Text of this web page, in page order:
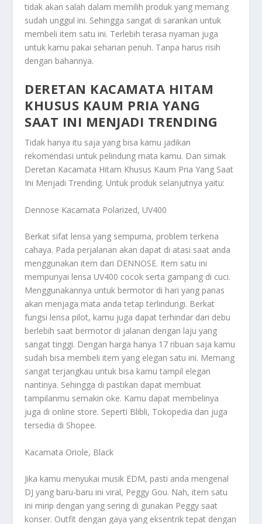
tidak akan salah dalam memilih produk yang memang
sudah unggul ini. Sehingga sangat di sarankan untuk
membeli item satu ini. Terlebih terasa nyaman juga
untuk kamu pakai seharian penuh. Tanpa harus risih
dengan bahannya.
DERETAN KACAMATA HITAM
KHUSUS KAUM PRIA YANG
SAAT INI MENJADI TRENDING
Tidak hanya itu saja yang bisa kamu jadikan
rekomendasi untuk pelindung mata kamu. Dan simak
Deretan Kacamata Hitam Khusus Kaum Pria Yang Saat
Ini Menjadi Trending. Untuk produk selanjutnya yaitu:
Dennose Kacamata Polarized, UV400
Berkat sifat lensa yang sempurna, problem terkena
cahaya. Pada perjalanan akan dapat di atasi saat anda
menggunakan item dari DENNOSE. Item satu ini
mempunyai lensa UV400 cocok serta gampang di cuci.
Menggunakannya untuk bermotor di hari yang panas
akan menjaga mata anda tetap terlindungi. Berkat
fungsi lensa pilot, kamu juga dapat terhindar dari debu
berlebih saat bermotor di jalanan dengan laju yang
sangat tinggi. Dengan harga hanya 17 ribuan saja kamu
sudah bisa membeli item yang elegan satu ini. Memang
sangat terjangkau untuk bisa kamu tampil elegan
nantinya. Sehingga di pastikan dapat membuat
tampilanmu semakin oke. Kamu dapat membelinya
juga di online store. Seperti Blibli, Tokopedia dan juga
tersedia di Shopee.
Kacamata Oriole, Black
Jika kamu menyukai musik EDM, pasti anda mengenal
DJ yang baru-baru ini viral, Peggy Gou. Nah, item satu
ini mirip dengan yang sering di gunakan Peggy saat
konser. Outfit dengan gaya yang eksentrik tepat dengan